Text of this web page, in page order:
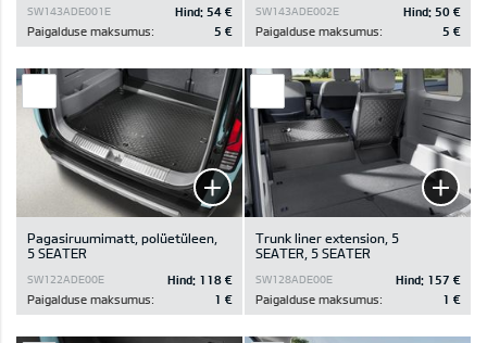
SW143ADE001E Hind: 54 €
Paigalduse maksumus:
5 €
SW143ADE002E Hind: 50 €
Paigalduse maksumus:
5 €
Pagasiruumimatt, polüetüleen,
5 SEATER
SW122ADE00E Hind: 118 €
Paigalduse maksumus:
1 €
Trunk liner extension, 5
SEATER, 5 SEATER
SW128ADE00E Hind: 157 €
Paigalduse maksumus:
1 €